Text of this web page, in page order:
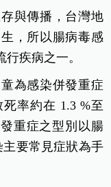
與傳播，台灣地
，所以腸病毒感
疾病之一。
為感染併發重症
率約在 1.3 %至
重症之型別以腸
要常見症狀為手